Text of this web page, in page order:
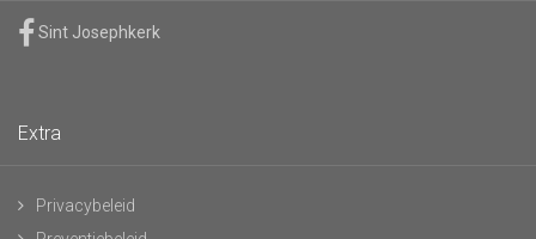
Sint Josephkerk
Extra
Privacybeleid